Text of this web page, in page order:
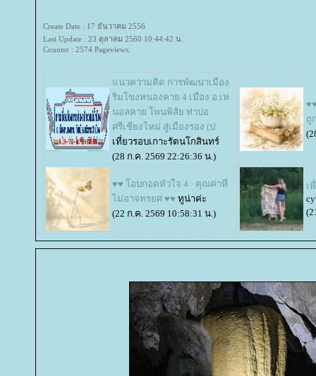
Create Date : 17 ธันวาคม 2556
Last Update : 23 ตุลาคม 2560 10:44:42 น.
Counter : 2574 Pageviews.
นวความคิด การพัฒนาเมือง
ริมโขงหนองคาย 4 เมือง อ.เห
นอลคาย โพนพิสัย ท่าบ่อ
ศรีเชียงใหม่ สู่เมืองรอง (ป
เที่ยวรอบเกาะรัตนโกสินทร์
(28 ก.ค. 2569 22:26:36 น.)
ถู
♥♥ โอบกอดหัวใจ 4 · คุณค่าที่
ไม่อาจทรยศ ♥♥ ทูน่าค่ะ
(22 ก.ค. 2569 10:58:31 น.)
เ